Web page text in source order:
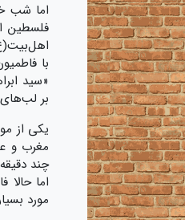
اما شب
فلسطین
با
«سید
بر لب‌های
یکی از
مغرب و
چند
اما
مورد